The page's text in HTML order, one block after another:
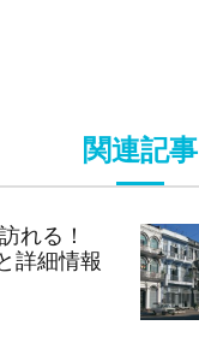
関連記事
れる！
詳細情報